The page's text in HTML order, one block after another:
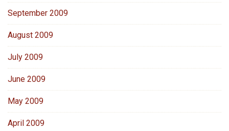
September 2009
August 2009
July 2009
June 2009
May 2009
April 2009